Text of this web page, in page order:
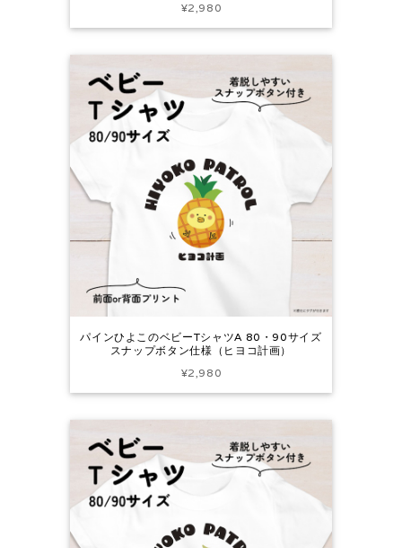
¥2,980
パインひよこのベビーTシャツA 80・90サイズ
スナップボタン仕様（ヒヨコ計画）
¥2,980